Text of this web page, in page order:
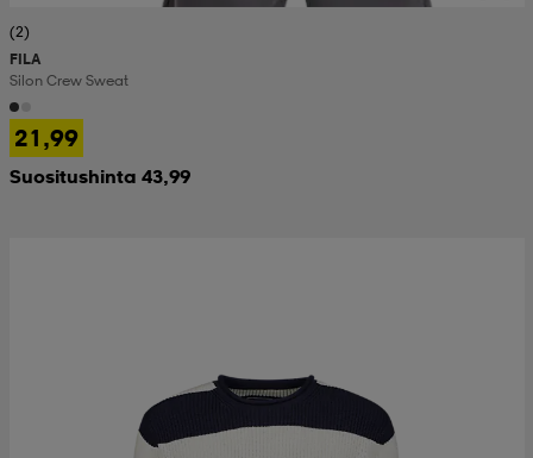
(2)
FILA
Silon Crew Sweat
21,99
Suositushinta 43,99